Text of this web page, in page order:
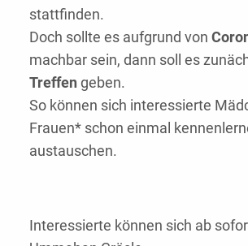
stattfinden.
Doch sollte es aufgrund von
machbar sein, dann soll es
Treffen geben.
So können sich interessierte
Frauen* schon einmal
austauschen.
Interessierte können sich ab